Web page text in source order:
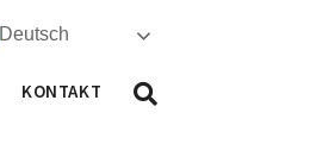
Deutsch
KONTAKT